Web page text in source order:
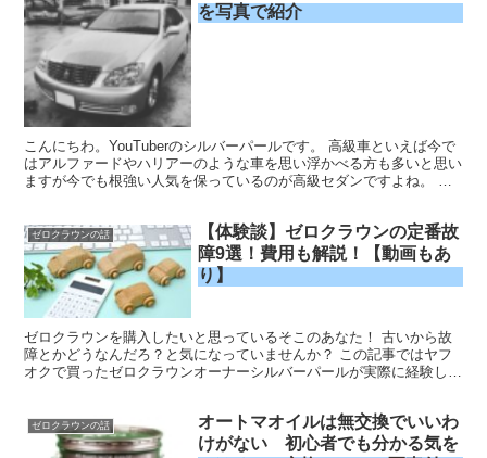
を写真で紹介
こんにちわ。YouTuberのシルバーパールです。 高級車といえば今で
はアルファードやハリアーのような車を思い浮かべる方も多いと思い
ますが今でも根強い人気を保っているのが高級セダンですよね。 セ
ゼロクラウンの話
【体験談】ゼロクラウンの定番故
障9選！費用も解説！【動画もあ
り】
ゼロクラウンを購入したいと思っているそこのあなた！ 古いから故
障とかどうなんだろ？と気になっていませんか？ この記事ではヤフ
オクで買ったゼロクラウンオーナーシルバーパールが実際に経験した
ゼロクラウンの話
オートマオイルは無交換でいいわ
けがない 初心者でも分かる気を